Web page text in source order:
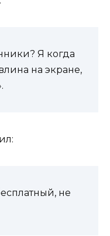
Я когда
на экране,
не